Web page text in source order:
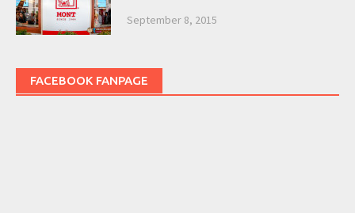
September 8, 2015
FACEBOOK FANPAGE